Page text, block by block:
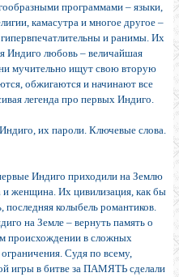
программами – языки,
камасутра и многое другое –
и ранимы. Их
Индиго любовь – величайшая
мучительно ищут свою вторую
обжигаются и начинают все
легенда про первых Индиго.
их пароли. Ключевые слова.
Индиго приходили на Землю
женщина. Их цивилизация, как бы
последняя колыбель романтиков.
на Земле – вернуть память о
происхождении в сложных
Судя по всему,
игры в битве за ПАМЯТЬ сделали